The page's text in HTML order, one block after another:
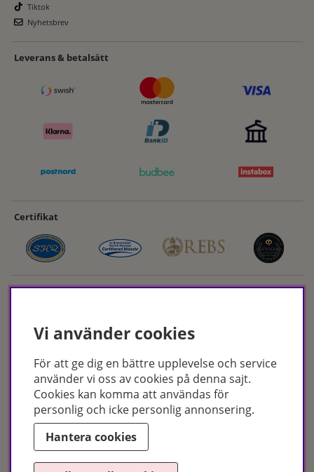
Tiktok
Nyhetsbrev
Leverans & betalsätt
Certifikat
Hudoteket erbjuder ett noga utvalt sortiment inom hudvård, hårvård och
makeup – både online och i butik. Med över 50 års erfarenhet och
utbildade hudterapeuter hjälper vi dig att hitta rätt produkter och
behandlingar för just dina behov. Handla enkelt på hudoteket.se eller
besök oss i Jönköping och Malmö.
Copyright © Hudoteket 2025
Vi använder cookies
För att ge dig en bättre upplevelse och service
använder vi oss av cookies på denna sajt.
Cookies kan komma att användas för
personlig och icke personlig annonsering.
Hantera cookies